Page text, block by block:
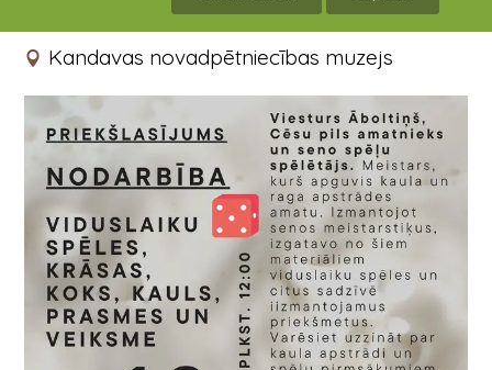
18.07.2026 12:00 - 17:00
Kandavas novadpētniecības muzejs